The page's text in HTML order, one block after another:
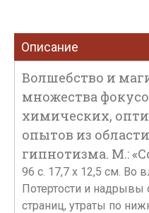
Описание
Волшебство и
множества
химических,
опытов из
гипнотизма. М.:
96 с. 17,7 х 12,5 см. Во
Потертости и надрывы
страниц, утраты по